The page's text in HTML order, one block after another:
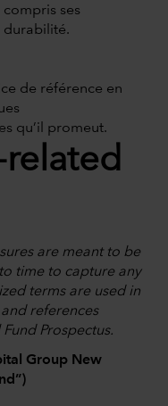
ses
durabilité.
de référence en
qu’il promeut.
related
are meant to be
time to capture any
terms are used in
references
Prospectus.
Group New